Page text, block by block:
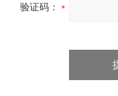
验证码：